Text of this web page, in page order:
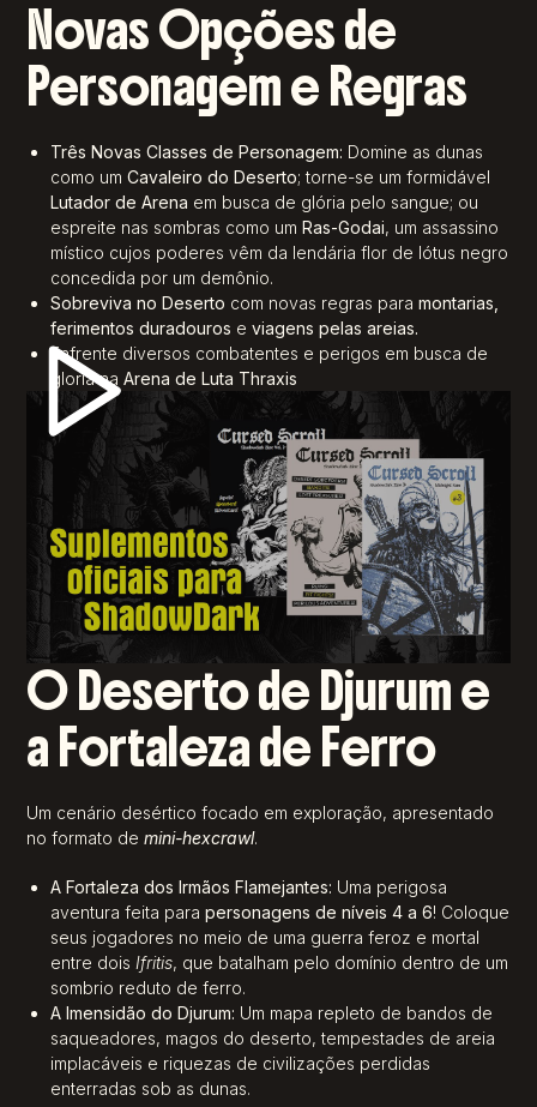
Novas Opções de
Personagem e Regras
Três Novas Classes de Personagem: Domine as dunas
como umCavaleiro do Deserto; torne-se um formidável
Lutador de Arena em busca de glória pelo sangue; ou
espreite nas sombras como umRas-Godai, um assassino
místico cujos poderes vêm da lendária flor de lótus negro
concedida por um demônio.
Sobreviva no Deserto com novas regras paramontarias,
ferimentos duradouros eviagens pelas areias.
Enfrente diversos combatentes e perigos em busca de
gloria naArena de Luta Thraxis
O Deserto de Djurum e
a Fortaleza de Ferro
Um cenário desértico focado em exploração, apresentado
no formato demini-hexcrawl.
A Fortaleza dos Irmãos Flamejantes: Uma perigosa
aventura feita parapersonagens de níveis 4 a 6! Coloque
seus jogadores no meio de uma guerra feroz e mortal
entre dois Ifritis, que batalham pelo domínio dentro de um
sombrio reduto de ferro.
A Imensidão do Djurum: Um mapa repleto de bandos de
saqueadores, magos do deserto, tempestades de areia
implacáveis e riquezas de civilizações perdidas
enterradas sob as dunas.